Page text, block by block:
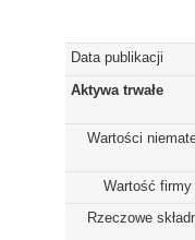
Data publikacji
Aktywa trwałe
Wartości
Wartość firmy
Rzeczowe